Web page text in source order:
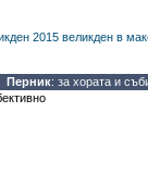
2015 великден в
Перник: за хората и